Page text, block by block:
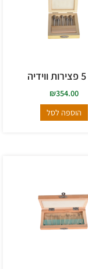
₪354.00
הוספה לסל